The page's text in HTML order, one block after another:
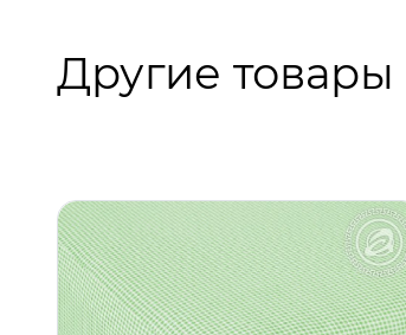
Другие товары